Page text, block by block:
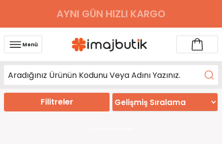
AYNI GÜN HIZLI KARGO
Menü
Filitreler